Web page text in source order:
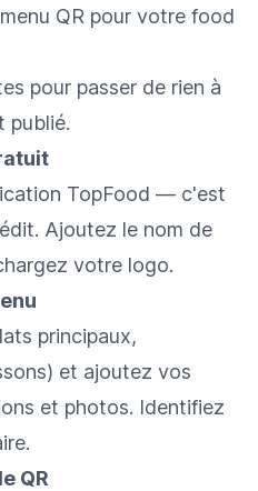
QR pour votre food
pour passer de rien à
publié.
TopFood — c'est
Ajoutez le nom de
votre logo.
principaux,
et ajoutez vos
et photos. Identifiez
QR